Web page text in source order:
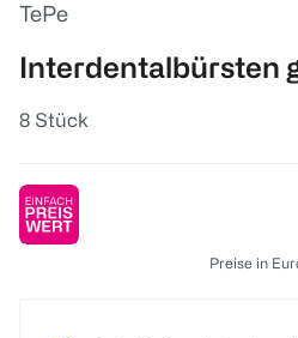
TePe
Interdentalbürsten
8 Stück
Preise in